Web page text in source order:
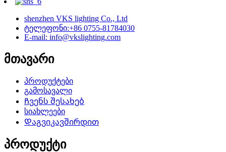
shenzhen VKS lighting Co., Ltd
ტელეფონი:+86 0755-81784030
E-mail: info@vkslighting.com
მთავარი
პროდუქტები
გამოსავალი
Ჩვენს შესახებ
სიახლეები
Დაგვიკავშირდით
პროდუქტი